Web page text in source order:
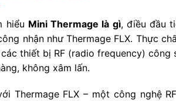
hiểu Mini Thermage là gì, điều đầu
nhận như Thermage FLX. Thực
thiết bị RF (radio frequency)
không xâm lấn.
Thermage FLX – một công nghệ